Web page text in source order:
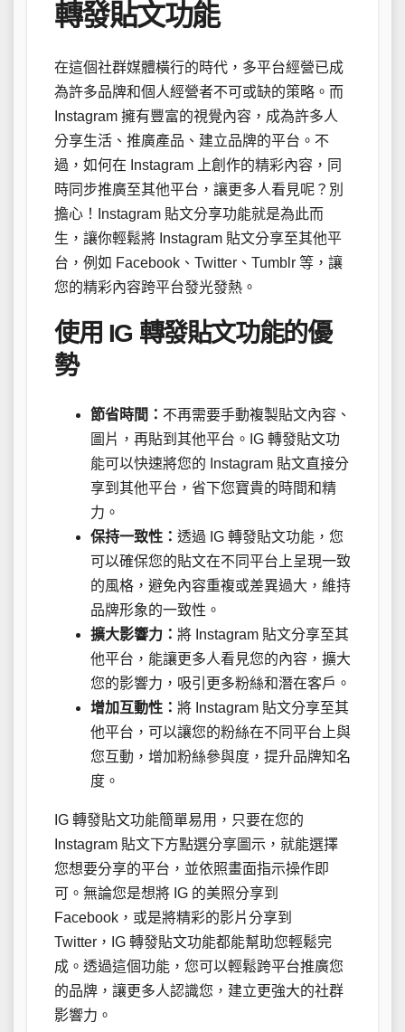
轉發貼文功能
在這個社群媒體橫行的時代，多平台經營已成
為許多品牌和個人經營者不可或缺的策略。而
Instagram 擁有豐富的視覺內容，成為許多人
分享生活、推廣產品、建立品牌的平台。不
過，如何在 Instagram 上創作的精彩內容，同
時同步推廣至其他平台，讓更多人看見呢？別
擔心！Instagram 貼文分享功能就是為此而
生，讓你輕鬆將 Instagram 貼文分享至其他平
台，例如 Facebook、Twitter、Tumblr 等，讓
您的精彩內容跨平台發光發熱。
使用 IG 轉發貼文功能的優
勢
節省時間： 不再需要手動複製貼文內容、
圖片，再貼到其他平台。IG 轉發貼文功
能可以快速將您的 Instagram 貼文直接分
享到其他平台，省下您寶貴的時間和精
力。
保持一致性： 透過 IG 轉發貼文功能，您
可以確保您的貼文在不同平台上呈現一致
的風格，避免內容重複或差異過大，維持
品牌形象的一致性。
擴大影響力： 將 Instagram 貼文分享至其
他平台，能讓更多人看見您的內容，擴大
您的影響力，吸引更多粉絲和潛在客戶。
增加互動性： 將 Instagram 貼文分享至其
他平台，可以讓您的粉絲在不同平台上與
您互動，增加粉絲參與度，提升品牌知名
度。
IG 轉發貼文功能簡單易用，只要在您的
Instagram 貼文下方點選分享圖示，就能選擇
您想要分享的平台，並依照畫面指示操作即
可。無論您是想將 IG 的美照分享到
Facebook，或是將精彩的影片分享到
Twitter，IG 轉發貼文功能都能幫助您輕鬆完
成。透過這個功能，您可以輕鬆跨平台推廣您
的品牌，讓更多人認識您，建立更強大的社群
影響力。